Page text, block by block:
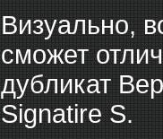
Визуально,
сможет
дубликат
Signatire S.